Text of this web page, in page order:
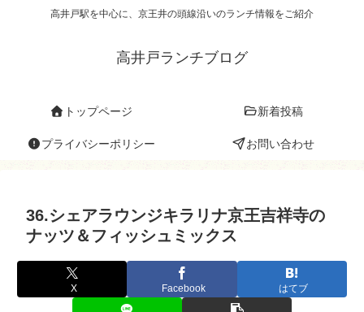
高井戸駅を中心に、京王井の頭線沿いのランチ情報をご紹介
高井戸ランチブログ
トップページ 新着投稿
プライバシーポリシー お問い合わせ
36.シェアラウンジキラリナ京王吉祥寺の
ナッツ＆フィッシュミックス
X Facebook はてブ